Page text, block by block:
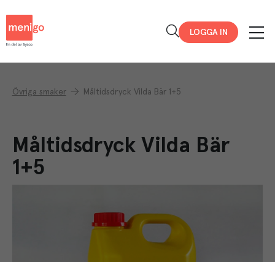
LOGGA IN
Övriga smaker Måltidsdryck Vilda Bär 1+5
Måltidsdryck Vilda Bär
1+5